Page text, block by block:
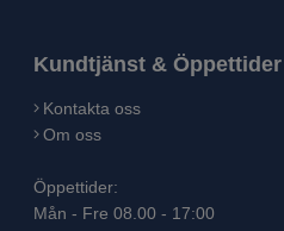
Kundtjänst & Öppettider
Kontakta oss
Om oss
Öppettider:
Mån - Fre 08.00 - 17:00